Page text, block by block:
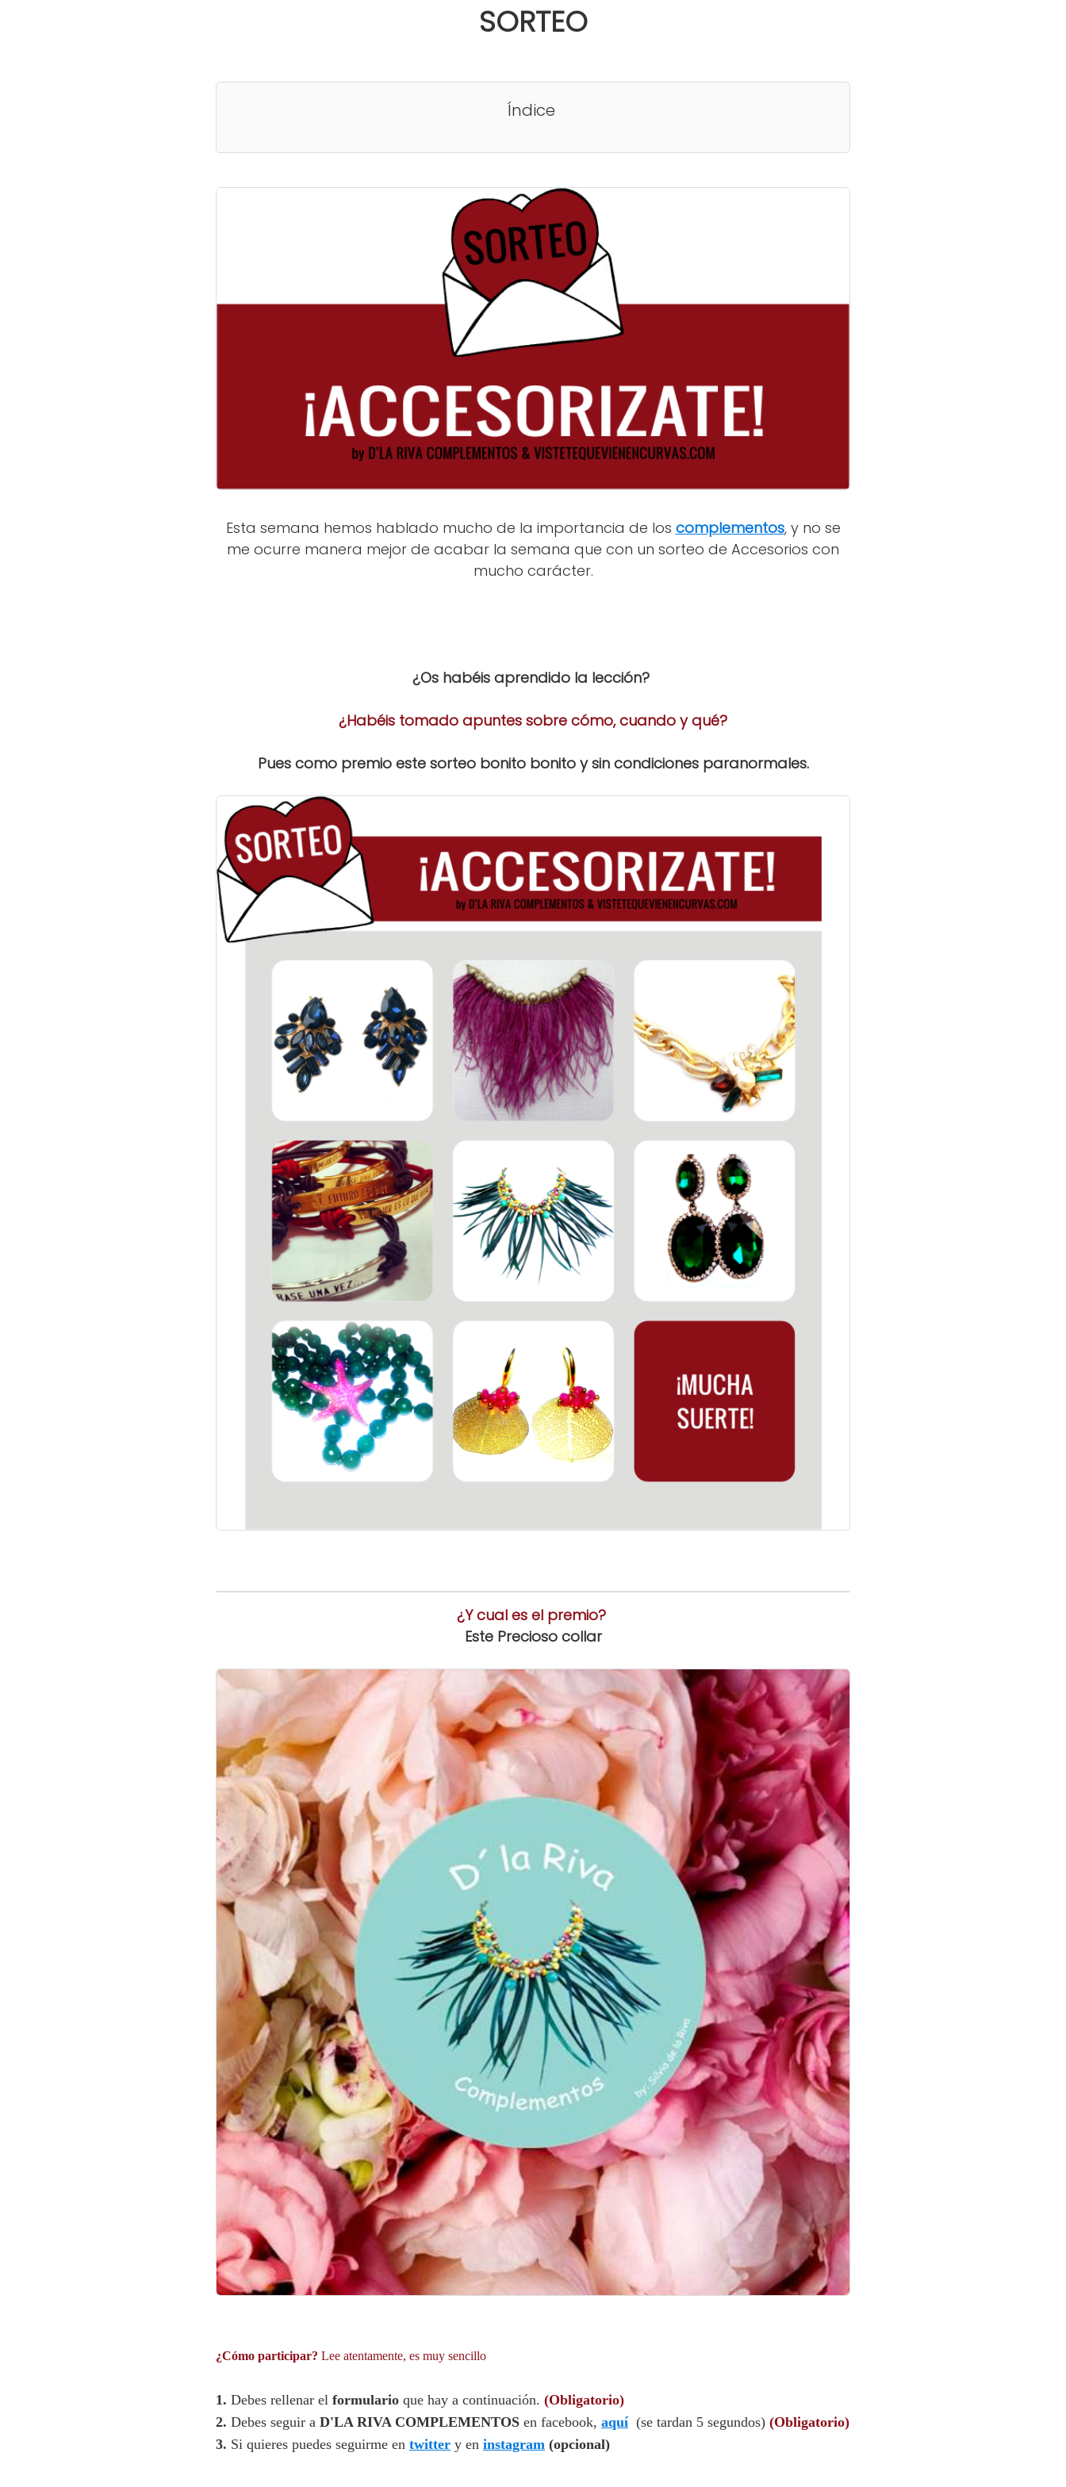
SORTEO
Índice
Esta semana hemos hablado mucho de la importancia de los complementos, y no se
me ocurre manera mejor de acabar la semana que con un sorteo de Accesorios con
mucho carácter.
¿Os habéis aprendido la lección?
¿Habéis tomado apuntes sobre cómo, cuando y qué?
Pues como premio este sorteo bonito bonito y sin condiciones paranormales.
¿Y cual es el premio?
Este Precioso collar
¿Cómo participar? Lee atentamente, es muy sencillo
1. Debes rellenar el formulario que hay a continuación. (Obligatorio)
2. Debes seguir a D'LA RIVA COMPLEMENTOS en facebook, aquí(se tardan 5 segundos) (Obligatorio)
3. Si quieres puedes seguirme en twitter y en instagram (opcional)